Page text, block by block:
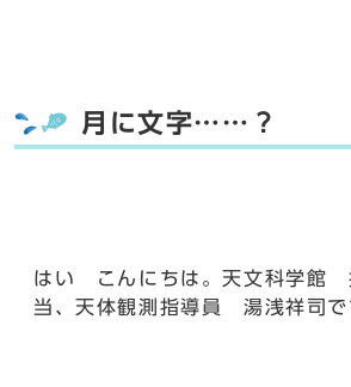
月に文字……？
はい こんにちは。天文科学館
当、天体観測指導員 湯浅祥司で